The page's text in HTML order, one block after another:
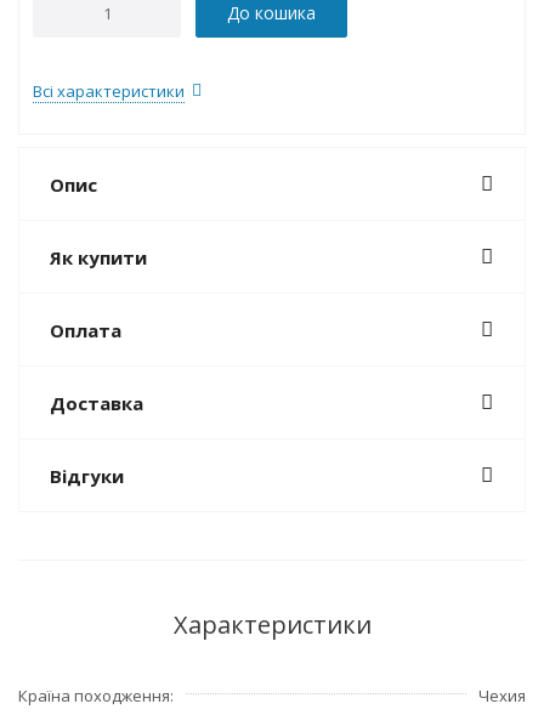
До кошика
Всі характеристики
Опис
Як купити
Оплата
Доставка
Відгуки
Характеристики
Країна походження
Чехия